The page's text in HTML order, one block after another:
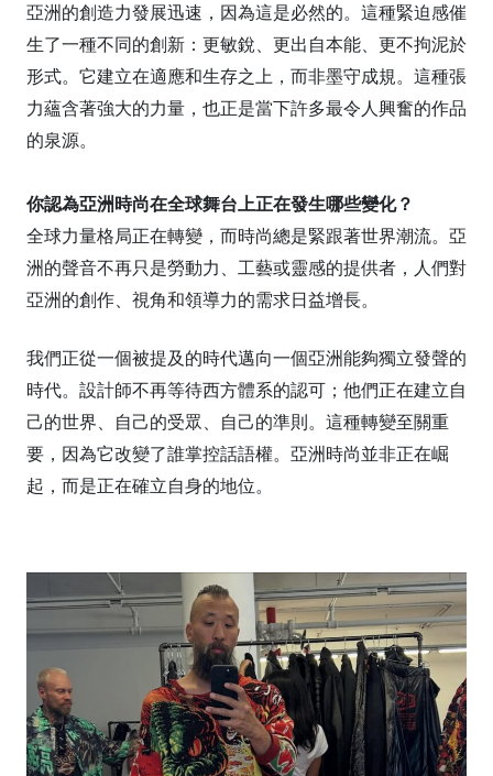
亞洲的創造力發展迅速，因為這是必然的。這種緊迫感催
生了一種不同的創新：更敏銳、更出自本能、更不拘泥於
形式。它建立在適應和生存之上，而非墨守成規。這種張
力蘊含著強大的力量，也正是當下許多最令人興奮的作品
的泉源。
你認為亞洲時尚在全球舞台上正在發生哪些變化？
全球力量格局正在轉變，而時尚總是緊跟著世界潮流。亞
洲的聲音不再只是勞動力、工藝或靈感的提供者，人們對
亞洲的創作、視角和領導力的需求日益增長。
我們正從一個被提及的時代邁向一個亞洲能夠獨立發聲的
時代。設計師不再等待西方體系的認可；他們正在建立自
己的世界、自己的受眾、自己的準則。這種轉變至關重
要，因為它改變了誰掌控話語權。亞洲時尚並非正在崛
起，而是正在確立自身的地位。